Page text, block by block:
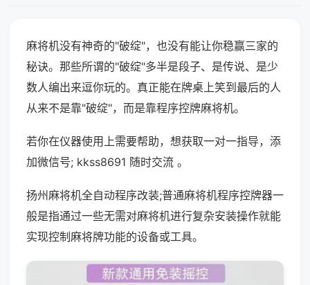
麻将机没有神奇的"破绽"，也没有能让你稳赢三家的
秘诀。那些所谓的"破绽"多半是段子、是传说、是少
数人编出来逗你玩的。真正能在牌桌上笑到最后的人
从来不是靠"破绽"，而是靠程序控牌麻将机。
若你在仪器使用上需要帮助，想获取一对一指导，添
加微信号; kkss8691 随时交流 。
扬州麻将机全自动程序改装;普通麻将机程序控牌器一
般是指通过一些无需对麻将机进行复杂安装操作就能
实现控制麻将牌功能的设备或工具。